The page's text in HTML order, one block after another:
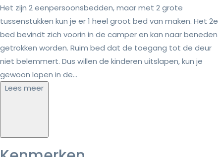
Het zijn 2 eenpersoonsbedden, maar met 2 grote
tussenstukken kun je er 1 heel groot bed van maken. Het 2e
bed bevindt zich voorin in de camper en kan naar beneden
getrokken worden. Ruim bed dat de toegang tot de deur
niet belemmert. Dus willen de kinderen uitslapen, kun je
gewoon lopen in de...
Lees meer